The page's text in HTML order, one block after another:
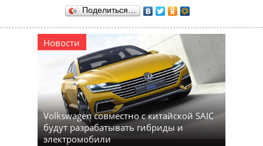
Поделиться…
Новости
Volkswagen совместно с китайской SAIC
будут разрабатывать гибриды и
электромобили